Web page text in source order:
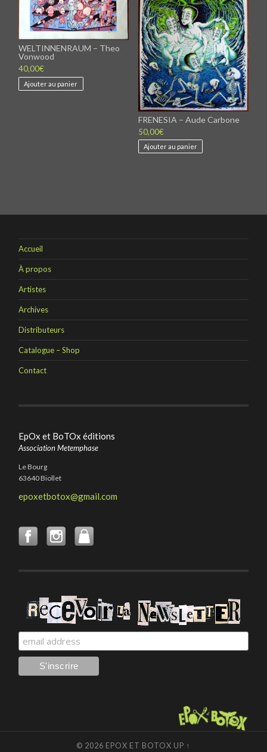
WELTINNENRAUM – Theo
Vonwood
40,00€
Ajouter au panier
FRENESIA – Aude Carbone
50,00€
Ajouter au panier
Accueil
À propos
Artistes
Archives
Distributeurs
Catalogue – Shop
Contact
EpOx et BoTOx éditions
Association Metemphase
Le Bourg
63640 Biollet
epoxetbotox@gmail.com
© 2026 EPOX ET BOTOX UP ↑